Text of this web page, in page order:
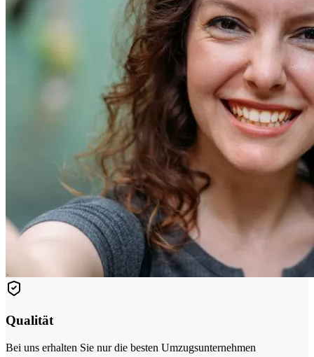
Qualität
Bei uns erhalten Sie nur die besten Umzugsunternehmen